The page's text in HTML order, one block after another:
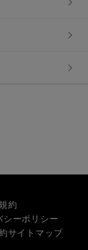
約
シーポリシー
サイトマップ